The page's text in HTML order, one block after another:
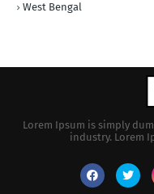
West Bengal
Lorem Ipsum is simply
industry. Lorem